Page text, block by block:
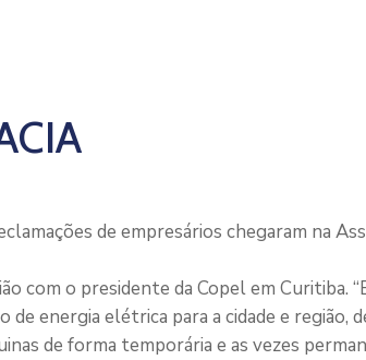
de empresários chegaram na
com o presidente da Copel em Curitiba.
energia elétrica para a cidade e região,
de forma temporária e as vezes